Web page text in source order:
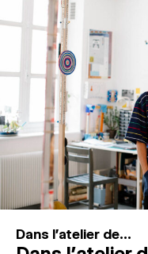
MAGAZINE
ESPACES DE
Recherche
Connexion
Dans l'atelier de...